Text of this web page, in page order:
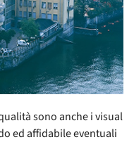
sono anche i visual
ed affidabile eventuali